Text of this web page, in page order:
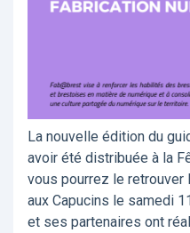
La nouvelle édition du
avoir été distribuée à la
vous pourrez le retrouver
aux Capucins le samedi
et ses partenaires ont